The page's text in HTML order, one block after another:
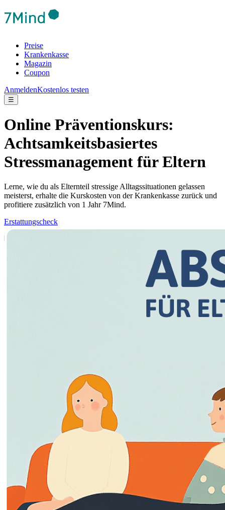
Preise
Krankenkasse
Magazin
Coupon
AnmeldenKostenlos testen
☰
Online Präventionskurs:
Achtsamkeitsbasiertes
Stressmanagement für Eltern
Lerne, wie du als Elternteil stressige Alltagssituationen gelassen
meisterst, erhalte die Kurskosten von der Krankenkasse zurück und
profitiere zusätzlich von 1 Jahr 7Mind.
Erstattungscheck